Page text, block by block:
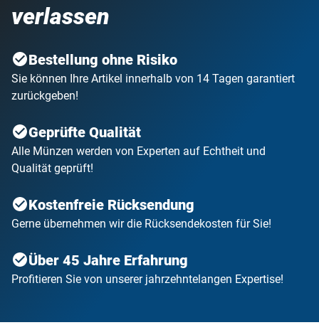
verlassen
Bestellung ohne Risiko
Sie können Ihre Artikel innerhalb von 14 Tagen garantiert
zurückgeben!
Geprüfte Qualität
Alle Münzen werden von Experten auf Echtheit und
Qualität geprüft!
Kostenfreie Rücksendung
Gerne übernehmen wir die Rücksendekosten für Sie!
Über 45 Jahre Erfahrung
Profitieren Sie von unserer jahrzehntelangen Expertise!